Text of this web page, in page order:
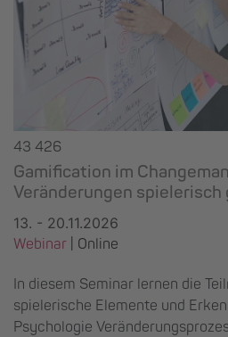
43 426
Gamification im
Veränderungen
13. - 20.11.2026
Webinar | Online
In diesem Seminar lernen die
spielerische Elemente und
Psychologie